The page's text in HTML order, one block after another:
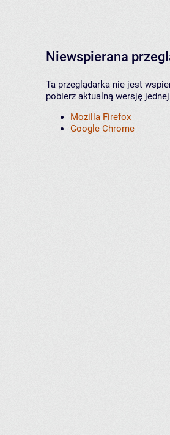
Niewspierana
Ta przeglądarka nie jest
pobierz aktualną wersję
Mozilla Firefox
Google Chrome